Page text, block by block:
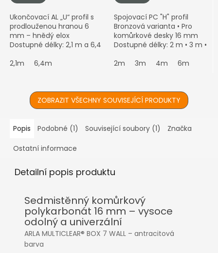
Ukončovací AL „U“ profil s
prodlouženou hranou 6
mm – hnědý elox
Dostupné délky: 2,1 m a 6,4
míru – zbytkový prořez
2,1m 6,4m
Spojovací PC "H" profil
Bronzová varianta • Pro
komůrkové desky 16 mm
Dostupné délky: 2 m • 3 m •
6mm desky bez viditelného
2m 3m 4m 6m
ZOBRAZIT VŠECHNY SOUVISEJÍCÍ PRODUKTY
Popis Podobné (1) Související soubory (1) Značka
Ostatní informace
Detailní popis produktu
Sedmistěnný komůrkový
polykarbonát 16 mm – vysoce
odolný a univerzální
ARLA MULTICLEAR® BOX 7 WALL – antracitová
barva